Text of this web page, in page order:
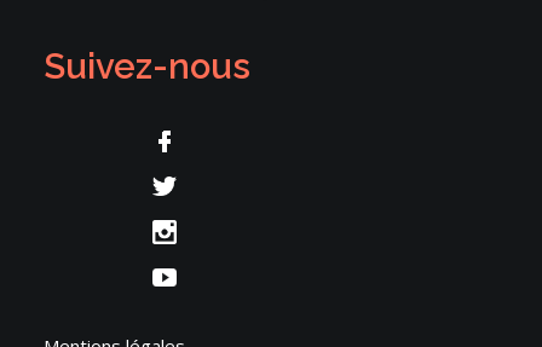
Suivez-nous